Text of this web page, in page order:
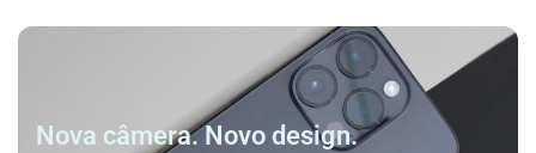
Nova câmera. Novo design.